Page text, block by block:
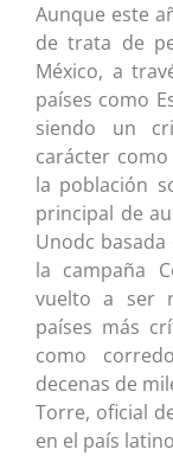
Aunque este
de trata de
México, a
países como
siendo un
carácter
la población
principal de
Unodc
la campaña
vuelto a ser
países más
como
decenas de
Torre, oficial
en el país